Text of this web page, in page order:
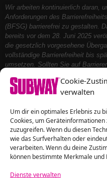
Cookie-
verwalten
Um dir ein optimales Erlebnis zu
Cookies, um
zuzugreifen. Wenn du diesen
wie das Surfverhalten oder
verarbeiten. Wenn du deine
können bestimmte Merkmale
Dienste verwalten
Wir arbeiten kontinuierlich daran,
Anforderungen des
(BFSG) barrierefrei zu gestalten.
bereits vor dem 28. Juni 2025
die gesetzlich vorgesehene
vollständige Barrierefreiheit bis
umsetzen. Sollten Sie auf
helfen Ihnen gerne weiter.
Folge uns auf